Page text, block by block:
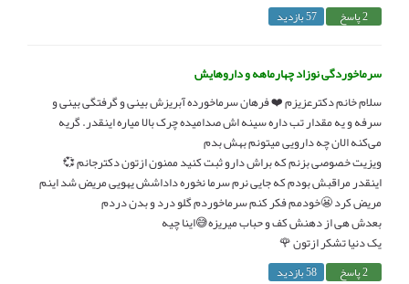
2 پاسخ 57 بازدید
سرماخوردگی نوزاد چهارماهه و داروهایش
سلام خانم دکترعزیزم ❤️ فرهان سرماخورده آبریزش بینی و گرفتگی بینی و
سرفه و یه مقدار تب داره سینه اش صدامیده چرک بالا میاره اینقدر. گریه
می‌کنه الان چه دارویی میتونم بهش بدم
ویزیت خصوصی بزنم که براش دارو ثبت کنید ممنون ازتون دکترجانم 💞
اینقدر مراقبش بودم که جایی نرم سرما نخوره داداشش یهویی مریض شد اینم
مریض کرد 😬خودمم فکر کنم سرماخوردم گلو درد و بدن دردم
بعدش هی از دهنش کف و حباب میریزه😅اینا چیه
یک دنیا تشکر ازتون 🌹
2 پاسخ 58 بازدید